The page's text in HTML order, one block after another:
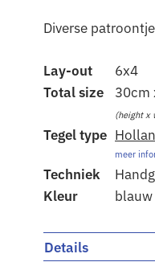
Diverse
Lay-out
6x4
Total size
30cm
(height x
Tegel type
meer
Techniek
Kleur
blauw
Details